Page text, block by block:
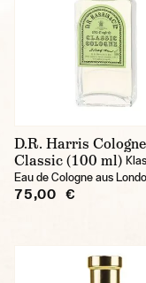
D.R. Harris
Classic (100 ml)
Eau de Cologne aus
75,00 €